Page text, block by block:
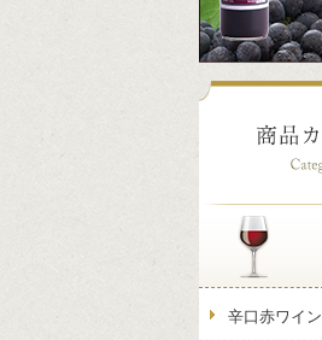
辛口赤ワイン